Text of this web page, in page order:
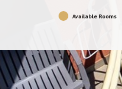
Available Rooms